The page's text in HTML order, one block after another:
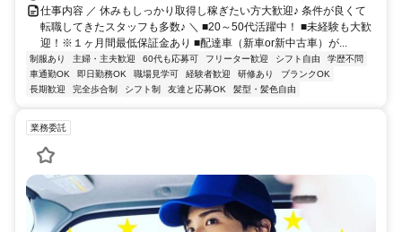
仕事内容 ／ 休みもしっかり取得し稼ぎたい方大歓迎♪ 条件が良くて
転職してきたスタッフも多数♪ ＼ ■20～50代活躍中！ ■未経験も大歓
迎！※１ヶ月間最低保証金あり ■配達車（新車or新中古車）が...
制服あり 主婦・主夫歓迎 60代も応募可 フリーター歓迎 シフト自由
学歴不問
車通勤OK
即日勤務OK 職場見学可 経験者歓迎 研修あり
ブランクOK
長期歓迎
完全歩合制 シフト制 友達と応募OK 髪型・髪色自由
業務委託